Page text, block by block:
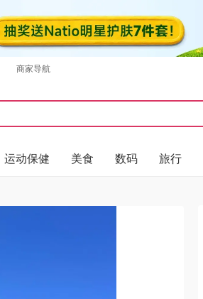
商家导航
运动保健 美食 数码 旅行